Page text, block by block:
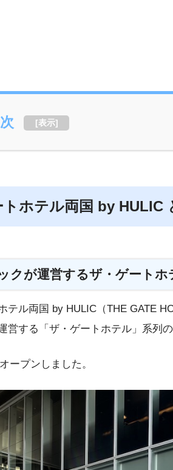
[表示]
ホテル両国 by HULIC
クが運営するザ・ゲート
テル両国 by HULIC（THE GATE
営する「ザ・ゲートホテル」系列の
ープンしました。